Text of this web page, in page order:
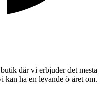
där vi erbjuder det mesta
kan ha en levande ö året om.